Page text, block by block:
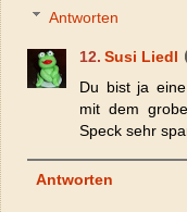
Antworten
Susi Liedl
Du bist ja
mit dem
Speck sehr
Antworten